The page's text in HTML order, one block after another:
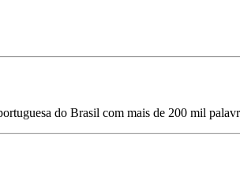
do Brasil com mais de 200 mil